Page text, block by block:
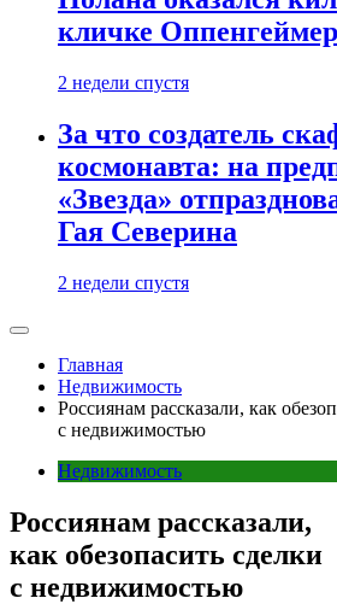
кличке Оппенгеймер
2 недели спустя
За что создатель
космонавта: на
«Звезда»
Гая Северина
2 недели спустя
Главная
Недвижимость
Россиянам рассказали, как
с недвижимостью
Недвижимость
Россиянам рассказали,
как обезопасить сделки
с недвижимостью